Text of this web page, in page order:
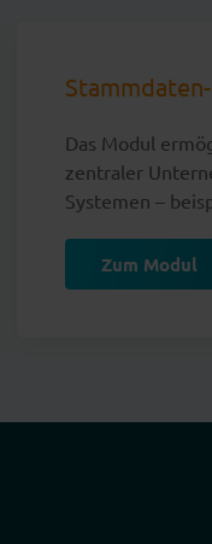
Das Modul
zentraler
Systemen –
Zum Modul